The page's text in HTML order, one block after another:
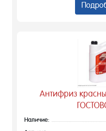
Антифриз
Наличие: